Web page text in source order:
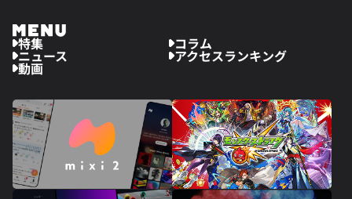
特集 コラム
ニュース アクセスランキング
動画